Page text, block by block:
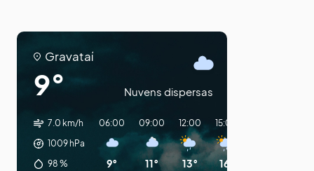
Gravataí
9° Nuvens dispersas
7.0 km/h
1009 hPa
98 %
06:00
9°
09:00
11°
12:00
13°
15:00
16°